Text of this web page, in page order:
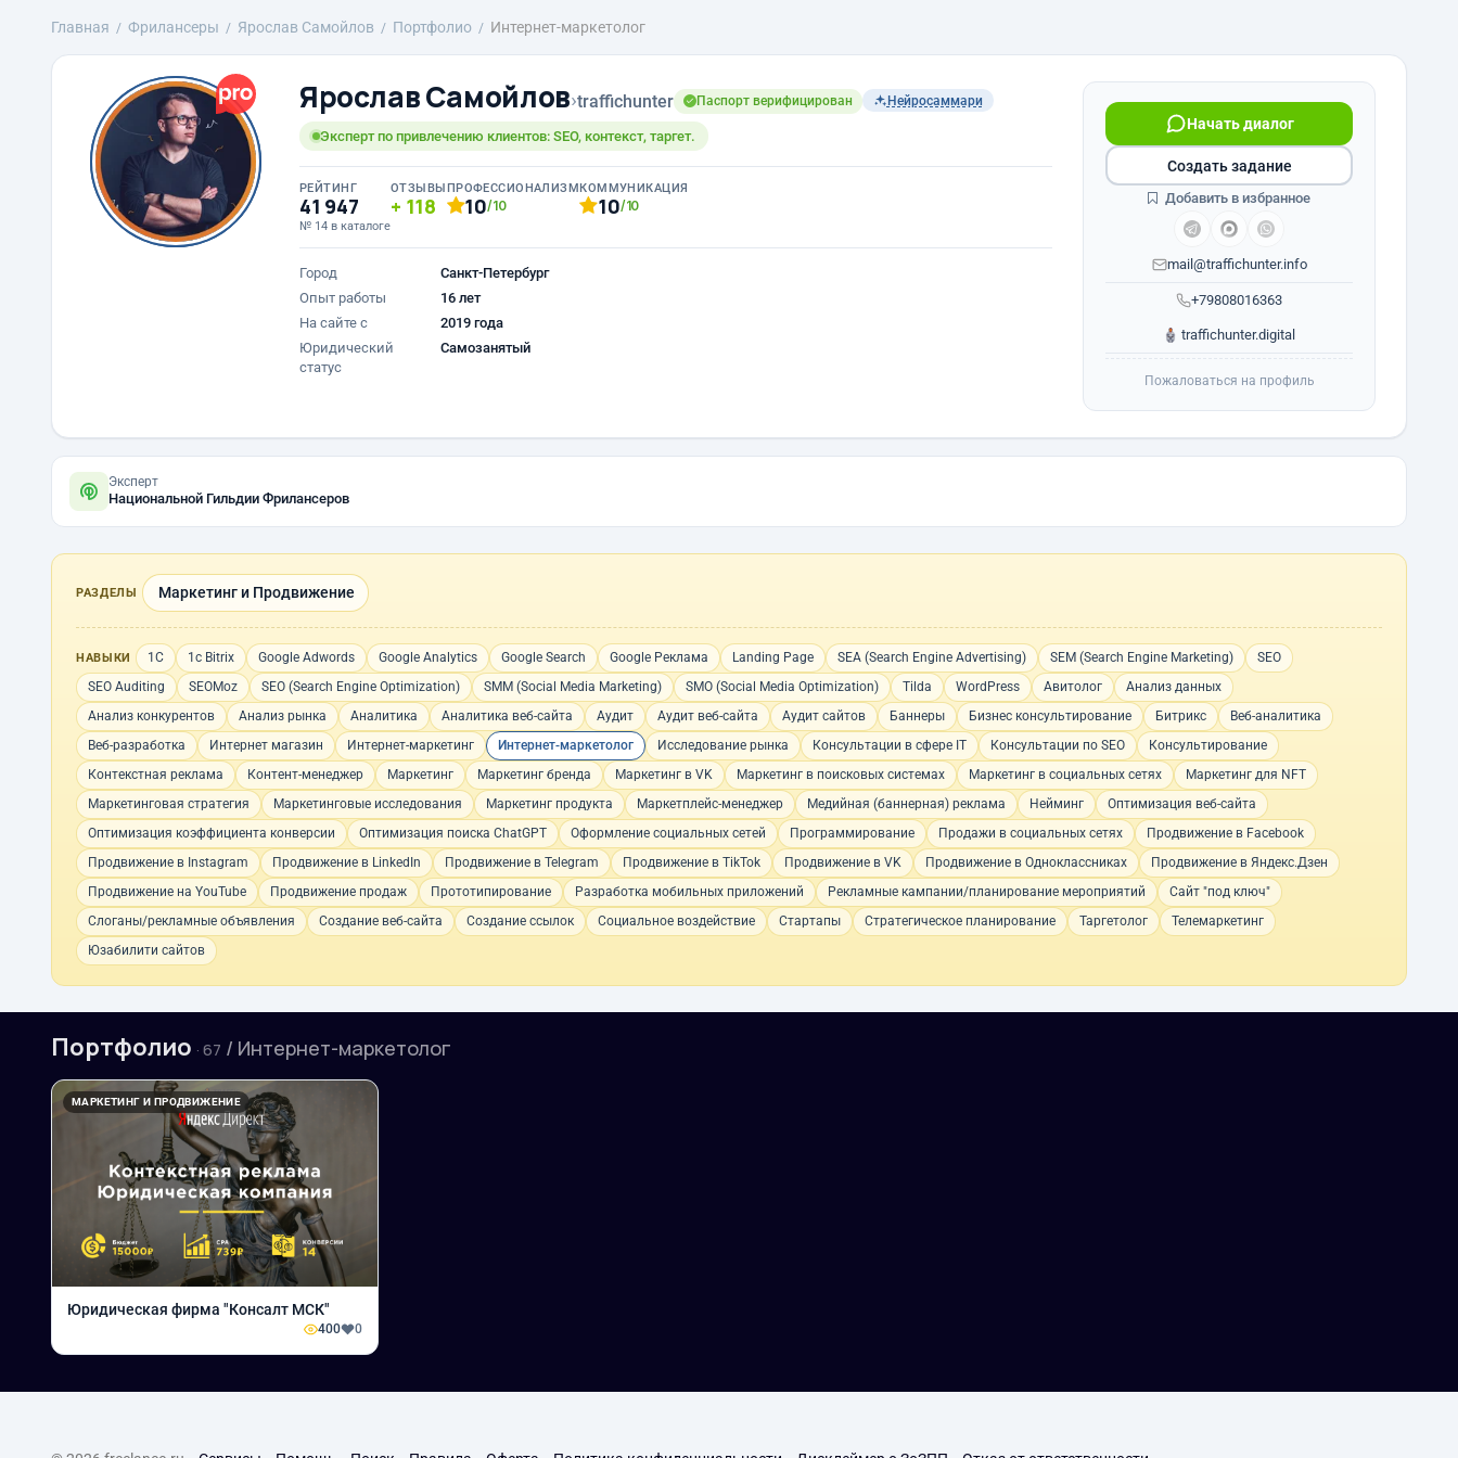
Главная Фрилансеры Ярослав Самойлов Портфолио Интернет-маркетолог
Ярослав Самойлов›traffichunter Паспорт верифицирован Нейросаммари
Эксперт по привлечению клиентов: SEO, контекст, таргет.
РЕЙТИНГ
41 947
№ 14 в каталоге
ОТЗЫВЫ
118
ПРОФЕССИОНАЛИЗМ
10/10
КОММУНИКАЦИЯ
10/10
Город
Санкт-Петербург
Опыт работы
16 лет
На сайте с
2019 года
Юридический
статус
Самозанятый
+79808016363
Начать диалог
mail@traffichunter.info
traffichunter.digital
Создать задание
Добавить в избранное
Пожаловаться на профиль
Эксперт
Национальной Гильдии Фрилансеров
РАЗДЕЛЫ Маркетинг и Продвижение
НАВЫКИ 1С 1с Bitrix Google Adwords Google Analytics Google Search Google Реклама Landing Page SEA (Search Engine Advertising) SEM (Search Engine Marketing)
SEO
SEO Auditing
SEOMoz SEO (Search Engine Optimization) SMM (Social Media Marketing) SMO (Social Media Optimization) Tilda WordPress Авитолог
Анализ данных
Анализ конкурентов
Анализ рынка Аналитика Аналитика веб-сайта Аудит Аудит веб-сайта Аудит сайтов Баннеры Бизнес консультирование Битрикс
Веб-аналитика
Веб-разработка
Интернет магазин Интернет-маркетинг Интернет-маркетолог Исследование рынка Консультации в сфере IT Консультации по SEO
Консультирование
Контекстная реклама
Контент-менеджер Маркетинг Маркетинг бренда Маркетинг в VK Маркетинг в поисковых системах Маркетинг в социальных сетях
Маркетинг для NFT
Маркетинговая стратегия
Маркетинговые исследования Маркетинг продукта Маркетплейс-менеджер Медийная (баннерная) реклама Нейминг
Оптимизация веб-сайта
Оптимизация коэффициента конверсии
Оптимизация поиска ChatGPT Оформление социальных сетей Программирование Продажи в социальных сетях
Продвижение в Facebook
Продвижение в Instagram
Продвижение в LinkedIn Продвижение в Telegram Продвижение в TikTok Продвижение в VK Продвижение в Одноклассниках
Продвижение в Яндекс.Дзен
Продвижение на YouTube
Продвижение продаж Прототипирование Разработка мобильных приложений Рекламные кампании/планирование мероприятий
Сайт "под ключ"
Слоганы/рекламные объявления
Создание веб-сайта Создание ссылок Социальное воздействие Стартапы Стратегическое планирование Таргетолог
Телемаркетинг
Юзабилити сайтов
Портфолио · 67 / Интернет-маркетолог
МАРКЕТИНГ И ПРОДВИЖЕНИЕ
Юридическая фирма "Консалт МСК"
400 0